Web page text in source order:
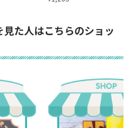
見た人はこちらのショッ